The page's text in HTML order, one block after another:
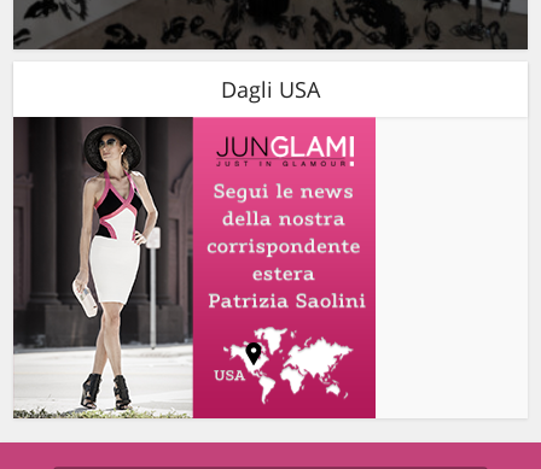
Dagli USA